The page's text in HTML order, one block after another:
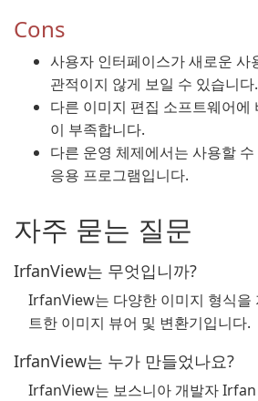
Cons
사용자 인터페이스가 새로운 사
관적이지 않게 보일 수 있습니다.
다른 이미지 편집 소프트웨어에
이 부족합니다.
다른 운영 체제에서는 사용할
응용 프로그램입니다.
자주 묻는 질문
IrfanView는 무엇입니까?
IrfanView는 다양한 이미지 형식을
트한 이미지 뷰어 및 변환기입니다.
IrfanView는 누가 만들었나요?
IrfanView는 보스니아 개발자